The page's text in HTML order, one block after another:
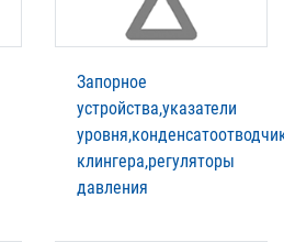
Запорное
устройства,указатели
клингера,регуляторы
давления